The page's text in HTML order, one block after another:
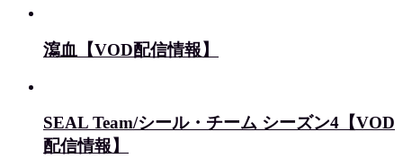
瀉血【VOD配信情報】
SEAL Team/シール・チーム シーズン4【VOD
配信情報】